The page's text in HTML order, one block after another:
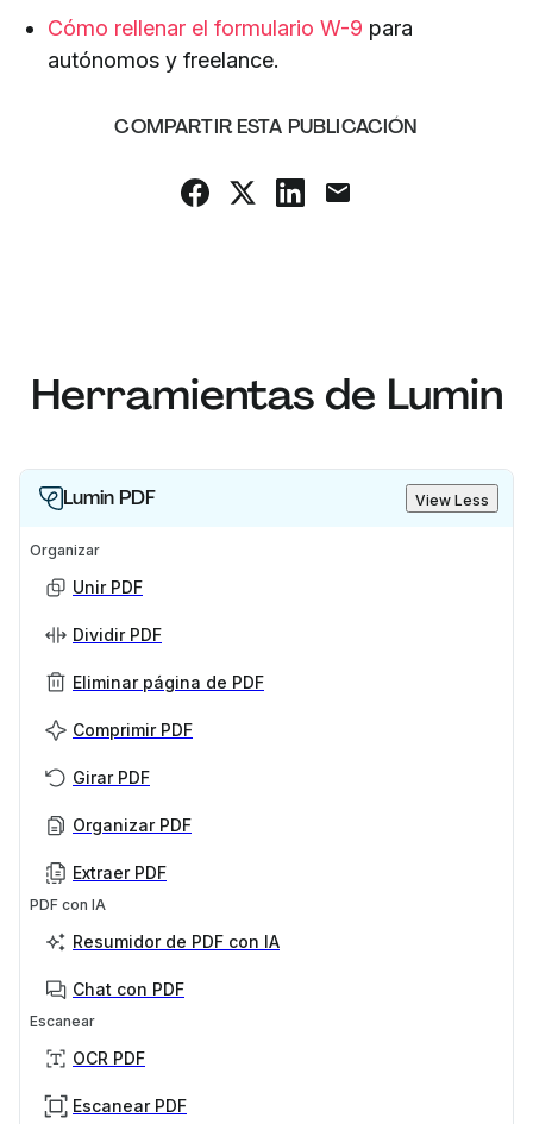
Cómo rellenar el formulario W-9 para
autónomos y freelance.
COMPARTIR ESTA PUBLICACIÓN
Herramientas de Lumin
Lumin PDF View Less
Organizar
Unir PDF
Dividir PDF
Eliminar página de PDF
Comprimir PDF
Girar PDF
Organizar PDF
Extraer PDF
PDF con IA
Resumidor de PDF con IA
Chat con PDF
Escanear
OCR PDF
Escanear PDF